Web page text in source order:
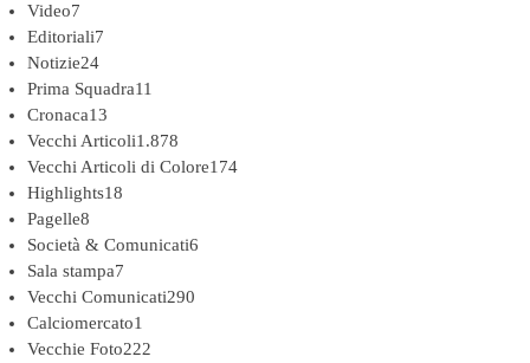
Video7
Editoriali7
Notizie24
Prima Squadra11
Cronaca13
Vecchi Articoli1.878
Vecchi Articoli di Colore174
Highlights18
Pagelle8
Società & Comunicati6
Sala stampa7
Vecchi Comunicati290
Calciomercato1
Vecchie Foto222